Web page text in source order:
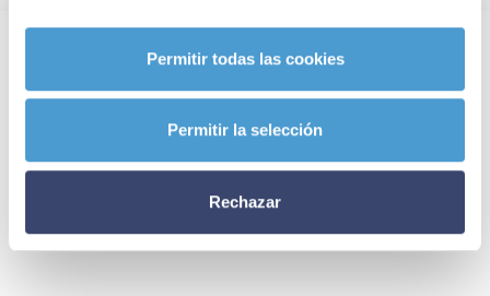
Permitir todas las cookies
Permitir la selección
Rechazar